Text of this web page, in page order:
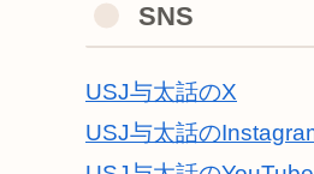
SNS
USJ与太話のX
USJ与太話の